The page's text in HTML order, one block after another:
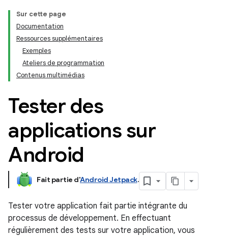
Sur cette page
Documentation
Ressources supplémentaires
Exemples
Ateliers de programmation
Contenus multimédias
Tester des
applications sur
Android
Fait partie d'Android Jetpack.
Tester votre application fait partie intégrante du
processus de développement. En effectuant
régulièrement des tests sur votre application, vous